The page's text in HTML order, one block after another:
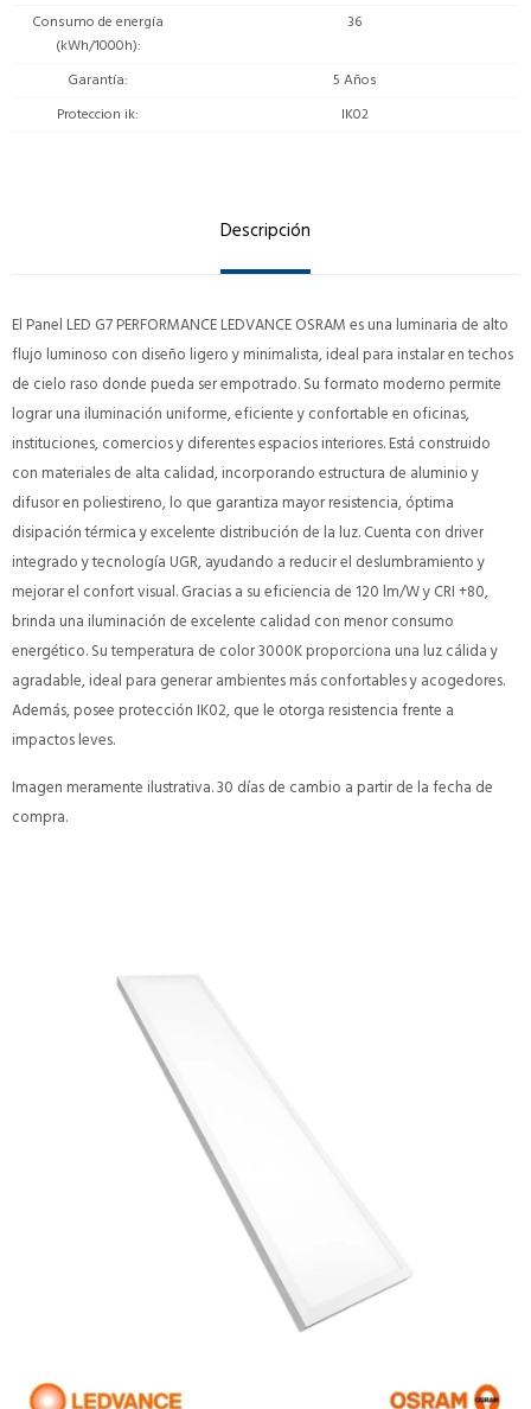
Consumo de energía
(kWh/1000h)
36
Garantía
5 Años
Proteccion ik
IK02
Descripción
El Panel LED G7 PERFORMANCE LEDVANCE OSRAM es una luminaria de alto
flujo luminoso con diseño ligero y minimalista, ideal para instalar en techos
de cielo raso donde pueda ser empotrado. Su formato moderno permite
lograr una iluminación uniforme, eficiente y confortable en oficinas,
instituciones, comercios y diferentes espacios interiores. Está construido
con materiales de alta calidad, incorporando estructura de aluminio y
difusor en poliestireno, lo que garantiza mayor resistencia, óptima
disipación térmica y excelente distribución de la luz. Cuenta con driver
integrado y tecnología UGR, ayudando a reducir el deslumbramiento y
mejorar el confort visual. Gracias a su eficiencia de 120 lm/W y CRI +80,
brinda una iluminación de excelente calidad con menor consumo
energético. Su temperatura de color 3000K proporciona una luz cálida y
agradable, ideal para generar ambientes más confortables y acogedores.
Además, posee protección IK02, que le otorga resistencia frente a
impactos leves.
Imagen meramente ilustrativa. 30 días de cambio a partir de la fecha de
compra.